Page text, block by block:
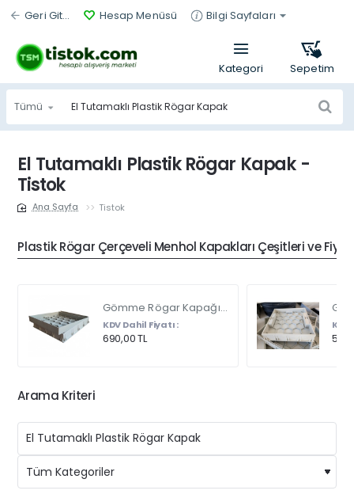
Geri Git... Hesap Menüsü Bilgi Sayfaları
Tümü
Ürün
bul...
El Tutamaklı Plastik Rögar Kapak -
Tistok
Tistok
Plastik Rögar Çerçeveli Menhol Kapakları Çeşitleri ve
Gömme Rögar Kapağı - Seramik - Fayans Ve Mermer Zeminlerde - Gizli Çerçeve Kapak Çift Kulplu 45 X 45
KDV Dahil Fiyatı :
690,00 TL
KDV
Arama Kriteri